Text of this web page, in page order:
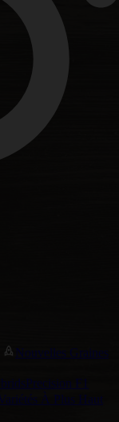
Nouvelles Graines
Precision F1
À Plus Haut